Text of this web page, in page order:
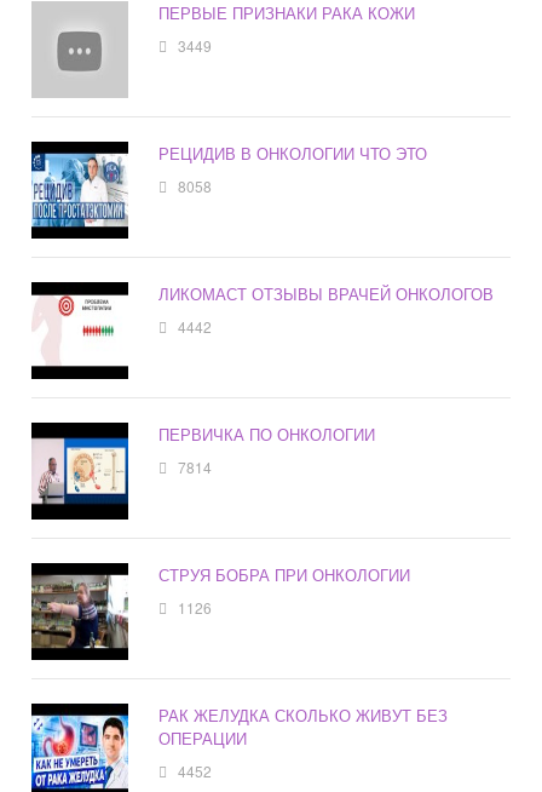
ПЕРВЫЕ ПРИЗНАКИ РАКА КОЖИ
3449
РЕЦИДИВ В ОНКОЛОГИИ ЧТО ЭТО
8058
ЛИКОМАСТ ОТЗЫВЫ ВРАЧЕЙ ОНКОЛОГОВ
4442
ПЕРВИЧКА ПО ОНКОЛОГИИ
7814
СТРУЯ БОБРА ПРИ ОНКОЛОГИИ
1126
РАК ЖЕЛУДКА СКОЛЬКО ЖИВУТ БЕЗ
ОПЕРАЦИИ
4452